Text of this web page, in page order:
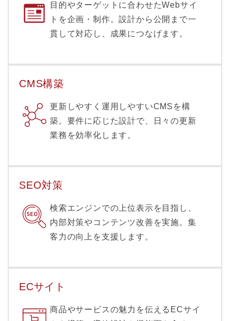
目的やターゲットに合わせたWebサイ
トを企画・制作。設計から公開まで一
貫して対応し、成果につなげます。
CMS構築
更新しやすく運用しやすいCMSを構
築。要件に応じた設計で、日々の更新
業務を効率化します。
SEO対策
検索エンジンでの上位表示を目指し、
内部対策やコンテンツ改善を実施。集
客力の向上を支援します。
ECサイト
商品やサービスの魅力を伝えるECサイ